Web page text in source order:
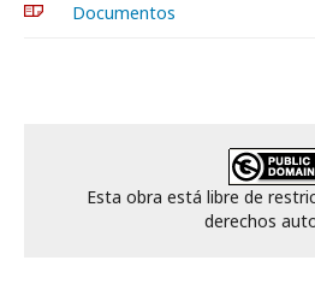
Documentos
Esta obra está libre de
derechos